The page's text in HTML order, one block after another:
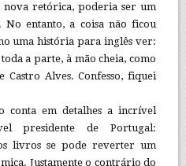
nova retórica, poderia ser um
entanto, a coisa não ficou
uma história para inglês ver:
a parte, à mão cheia, como
Castro Alves. Confesso, fiquei
conta em detalhes a incrível
presidente de Portugal:
livros se pode reverter um
Justamente o contrário do